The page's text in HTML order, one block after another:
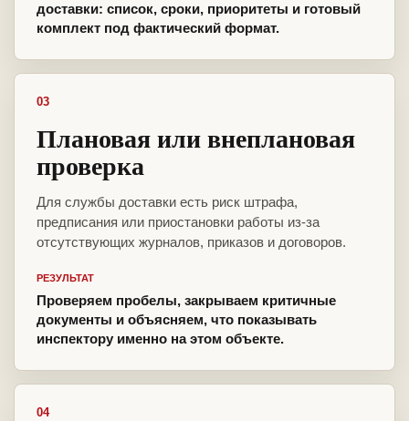
доставки: список, сроки, приоритеты и готовый
комплект под фактический формат.
03
Плановая или внеплановая
проверка
Для службы доставки есть риск штрафа,
предписания или приостановки работы из-за
отсутствующих журналов, приказов и договоров.
РЕЗУЛЬТАТ
Проверяем пробелы, закрываем критичные
документы и объясняем, что показывать
инспектору именно на этом объекте.
04